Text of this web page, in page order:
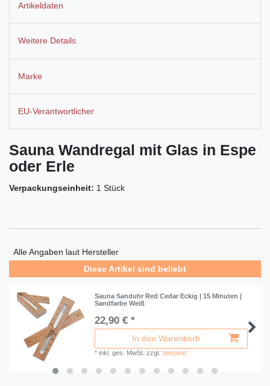
Artikeldaten
Weitere Details
Marke
EU-Verantwortlicher
Sauna Wandregal mit Glas in Espe
oder Erle
Verpackungseinheit: 1 Stück
Alle Angaben laut Hersteller
Diese Artikel sind beliebt
Sauna Sanduhr Red Cedar Eckig | 15 Minuten |
Sandfarbe Weiß
22,90 € *
In den Warenkorb
*inkl. ges. MwSt. zzgl.Versand